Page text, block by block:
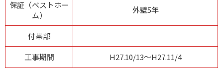
保証（ベストホー
ム）
外壁5年
付帯部
工事期間
H27.10/13～H27.11/4